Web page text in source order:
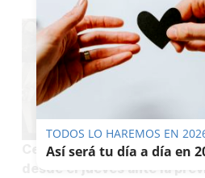
Ceuta cancela todos los
desde el jueves ante la
TODOS LO HAREMOS EN
Así será tu día a día en